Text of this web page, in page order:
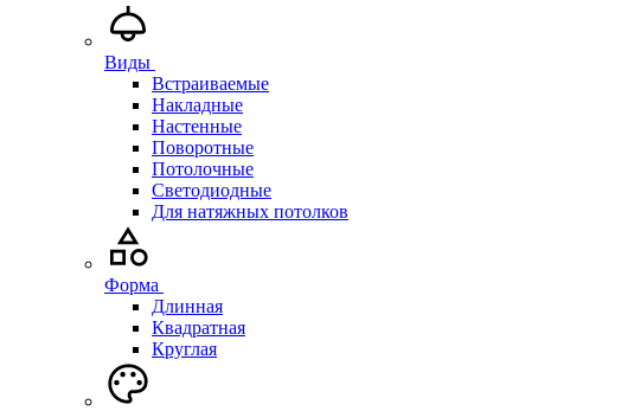
Виды
Встраиваемые
Накладные
Настенные
Поворотные
Потолочные
Светодиодные
Для натяжных потолков
Форма
Длинная
Квадратная
Круглая